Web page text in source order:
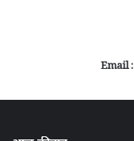
Email :